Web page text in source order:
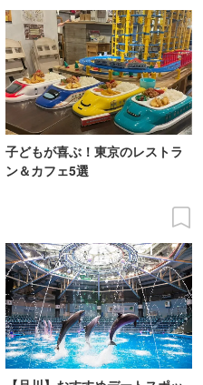
子どもが喜ぶ！東京のレストラ
ン＆カフェ5選